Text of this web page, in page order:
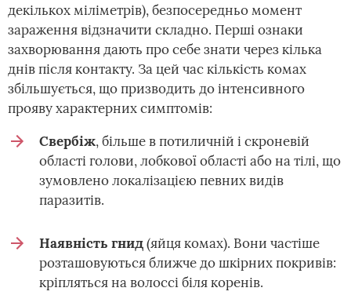
декількох міліметрів), безпосередньо момент
зараження відзначити складно. Перші ознаки
захворювання дають про себе знати через кілька
днів після контакту. За цей час кількість комах
збільшується, що призводить до інтенсивного
прояву характерних симптомів:
Свербіж, більше в потиличній і скроневій
області голови, лобкової області або на тілі, що
зумовлено локалізацією певних видів
паразитів.
Наявність гнид(яйця комах). Вони частіше
розташовуються ближче до шкірних покривів:
кріпляться на волоссі біля коренів.